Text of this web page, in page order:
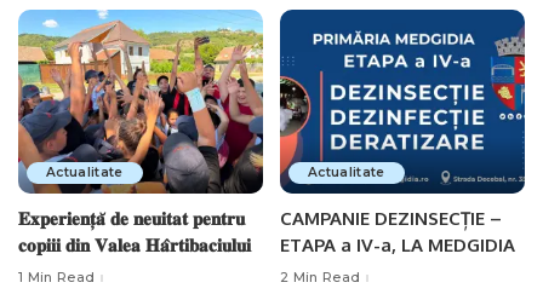
Actualitate
𝐄𝐱𝐩𝐞𝐫𝐢𝐞𝐧𝐭̦𝐚̆ 𝐝𝐞 𝐧𝐞𝐮𝐢𝐭𝐚𝐭 𝐩𝐞𝐧𝐭𝐫𝐮
𝐜𝐨𝐩𝐢𝐢𝐢 𝐝𝐢𝐧 𝐕𝐚𝐥𝐞𝐚 𝐇𝐚̂𝐫𝐭𝐢𝐛𝐚𝐜𝐢𝐮𝐥𝐮𝐢
1 Min Read
Actualitate
CAMPANIE DEZINSECȚIE –
ETAPA a IV-a, LA MEDGIDIA
2 Min Read